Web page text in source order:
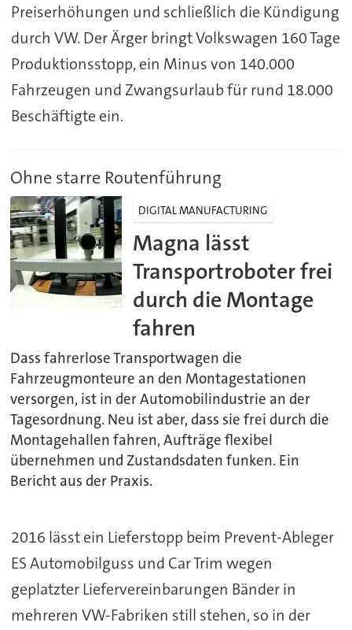
Preiserhöhungen und schließlich die Kündigung
durch VW. Der Ärger bringt Volkswagen 160 Tage
Produktionsstopp, ein Minus von 140.000
Fahrzeugen und Zwangsurlaub für rund 18.000
Beschäftigte ein.
Ohne starre Routenführung
DIGITAL MANUFACTURING
Magna lässt
Transportroboter frei
durch die Montage
fahren
Dass fahrerlose Transportwagen die
Fahrzeugmonteure an den Montagestationen
versorgen, ist in der Automobilindustrie an der
Tagesordnung. Neu ist aber, dass sie frei durch die
Montagehallen fahren, Aufträge flexibel
übernehmen und Zustandsdaten funken. Ein
Bericht aus der Praxis.
2016 lässt ein Lieferstopp beim Prevent-Ableger
ES Automobilguss und Car Trim wegen
geplatzter Liefervereinbarungen Bänder in
mehreren VW-Fabriken still stehen, so in der